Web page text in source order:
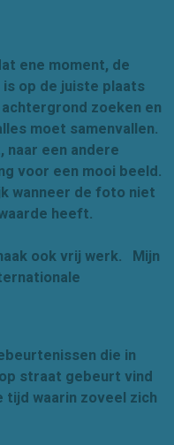
ene moment, de
op de juiste plaats
zoeken en
moet samenvallen.
naar een andere
voor een mooi beeld.
wanneer de foto niet
heeft.
ook vrij werk. Mijn
die in
straat gebeurt vind
tijd waarin zoveel zich